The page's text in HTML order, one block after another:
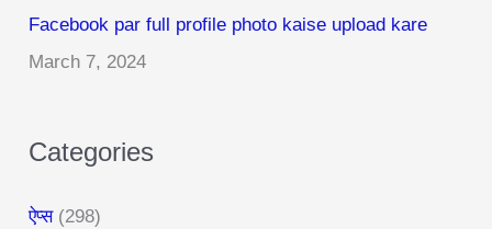
r
:
Facebook par full profile photo kaise upload kare
March 7, 2024
Categories
ऐप्स(298)